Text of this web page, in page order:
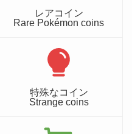
レアコイン
Rare Pokémon coins
特殊なコイン
Strange coins